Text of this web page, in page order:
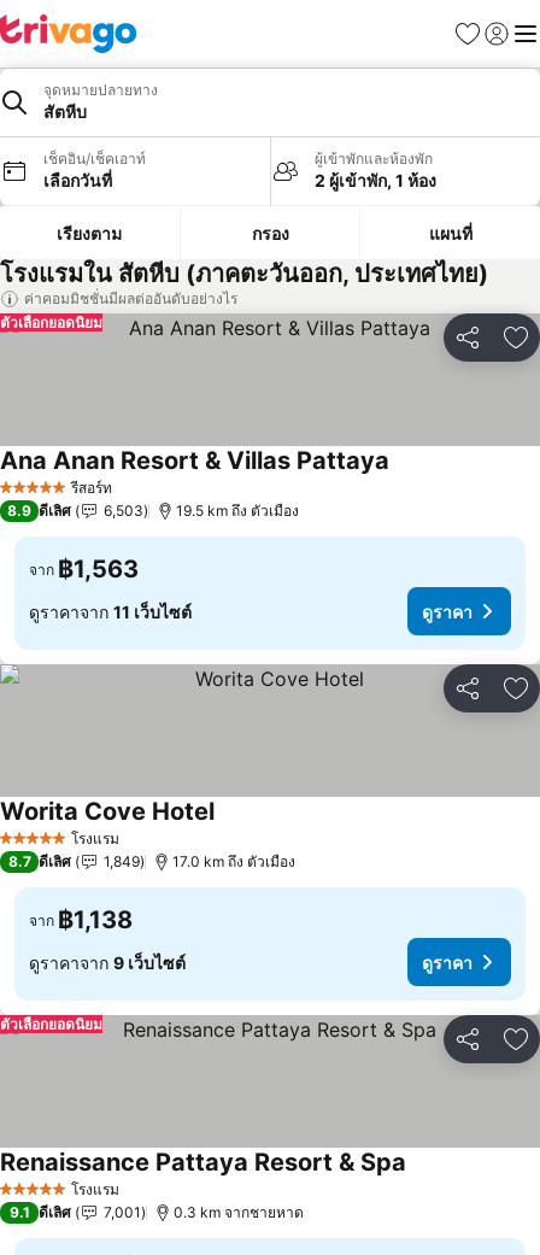
รายการโป
เข้าสู่ร
เมนู
จุดหมายปลายทาง
สัตหีบ
เช็คอิน/เช็คเอาท์
เลือกวันที่
ผู้เข้าพักและห้องพัก
2 ผู้เข้าพัก, 1 ห้อง
เรียงตาม กรอง แผนที่
โรงแรมใน สัตหีบ (ภาคตะวันออก, ประเทศไทย)
ค่าคอมมิชชั่นมีผลต่ออันดับอย่างไร
แชร์ เ
ตัวเลือกยอดนิยม
5 ดาว รีสอร์ท
Ana Anan Resort & Villas Pattaya
8.9 ดีเลิศ 6,503 19.5 km ถึง ตัวเมือง
จาก ฿1,563
ดูราคาจาก 11 เว็บไซต์ ดูราคา
แชร์ เ
5 ดาว โรงแรม
Worita Cove Hotel
8.7 ดีเลิศ 1,849 17.0 km ถึง ตัวเมือง
จาก ฿1,138
ดูราคาจาก 9 เว็บไซต์ ดูราคา
แชร์ เ
ตัวเลือกยอดนิยม
5 ดาว โรงแรม
Renaissance Pattaya Resort & Spa
9.1 ดีเลิศ 7,001 0.3 km จากชายหาด